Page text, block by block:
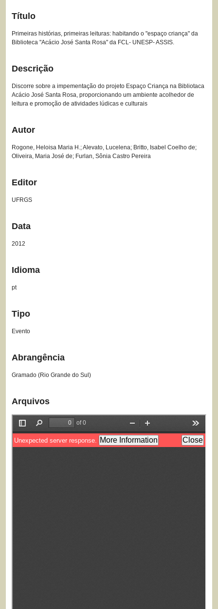
Título
Primeiras histórias, primeiras leituras: habitando o "espaço criança" da
Biblioteca "Acácio José Santa Rosa" da FCL- UNESP- ASSIS.
Descrição
Discorre sobre a impementação do projeto Espaço Criança na Bibliotaca
Acácio José Santa Rosa, proporcionando um ambiente acolhedor de
leitura e promoção de atividades lúdicas e culturais
Autor
Rogone, Heloisa Maria H.; Alevato, Lucelena; Britto, Isabel Coelho de;
Oliveira, Maria José de; Furlan, Sônia Castro Pereira
Editor
UFRGS
Data
2012
Idioma
pt
Tipo
Evento
Abrangência
Gramado (Rio Grande do Sul)
Arquivos